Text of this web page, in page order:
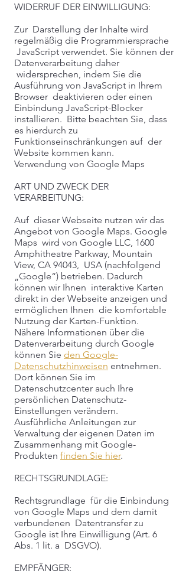
WIDERRUF DER EINWILLIGUNG:
Zur Darstellung der Inhalte wird
regelmäßig die Programmiersprache
JavaScript verwendet. Sie können der
Datenverarbeitung daher
widersprechen, indem Sie die
Ausführung von JavaScript in Ihrem
Browser deaktivieren oder einen
Einbindung JavaScript-Blocker
installieren. Bitte beachten Sie, dass
es hierdurch zu
Funktionseinschränkungen auf der
Website kommen kann.
Verwendung von Google Maps
ART UND ZWECK DER
VERARBEITUNG:
Auf dieser Webseite nutzen wir das
Angebot von Google Maps. Google
Maps wird von Google LLC, 1600
Amphitheatre Parkway, Mountain
View, CA 94043, USA (nachfolgend
„Google“) betrieben. Dadurch
können wir Ihnen interaktive Karten
direkt in der Webseite anzeigen und
ermöglichen Ihnen die komfortable
Nutzung der Karten-Funktion.
Nähere Informationen über die
Datenverarbeitung durch Google
können Sie den Google-
Datenschutzhinweisen entnehmen.
Dort können Sie im
Datenschutzcenter auch Ihre
persönlichen Datenschutz-
Einstellungen verändern.
Ausführliche Anleitungen zur
Verwaltung der eigenen Daten im
Zusammenhang mit Google-
Produkten finden Sie hier.
RECHTSGRUNDLAGE:
Rechtsgrundlage für die Einbindung
von Google Maps und dem damit
verbundenen Datentransfer zu
Google ist Ihre Einwilligung (Art. 6
Abs. 1 lit. a DSGVO).
EMPFÄNGER: